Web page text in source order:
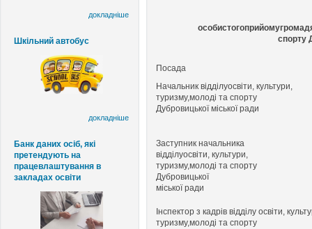
докладніше
Шкільний автобус
докладніше
Банк даних осіб, які
претендують на
працевлаштування в
закладах освіти
особистогоприйому
спорту
Посада
Начальник відділуосвіти, культури,
туризму,молоді та спорту
Дубровицькоїміської ради
Заступник начальника
відділуосвіти, культури,
туризму,молоді та спорту
Дубровицької
міськоїради
Інспектор з кадрів відділу освіти,
туризму,молоді та спорту